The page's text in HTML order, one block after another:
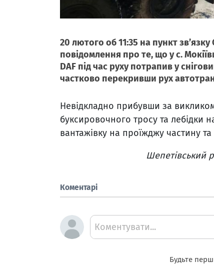
20 лютого об 11:35 на пункт
повідомлення про те, що у с.
DAF під час руху потрапив у
частково перекривши рух
Невідкладно прибувши за
буксировочного тросу та лебідки
вантажівку на проїжджу частину
Шепетівський
Коментарі
Коментувати...
Будьте